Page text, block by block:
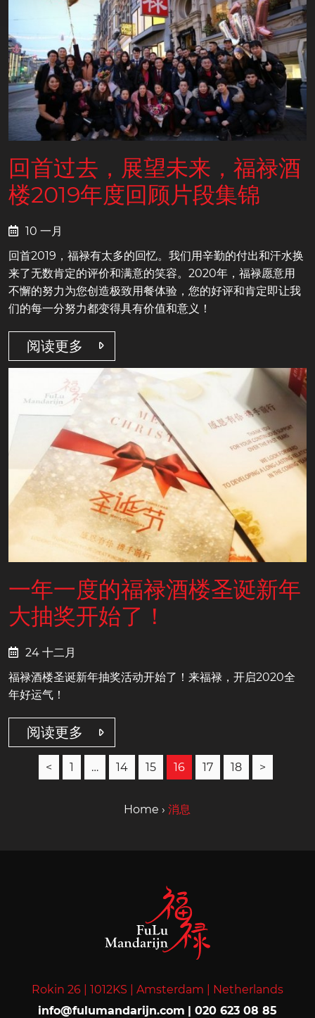
回首过去，展望未来，福禄酒
楼2019年度回顾片段集锦
10 一月
回首2019，福禄有太多的回忆。我们用辛勤的付出和汗水换
来了无数肯定的评价和满意的笑容。2020年，福禄愿意用
不懈的努力为您创造极致用餐体验，您的好评和肯定即让我
们的每一分努力都变得具有价值和意义！
阅读更多
一年一度的福禄酒楼圣诞新年
大抽奖开始了！
24 十二月
福禄酒楼圣诞新年抽奖活动开始了！来福禄，开启2020全
年好运气！
阅读更多
< 1 … 14 15 16 17 18 >
Home ›消息
Rokin 26 | 1012KS | Amsterdam |
Netherlands
info@fulumandarijn.com
020 623 08 85